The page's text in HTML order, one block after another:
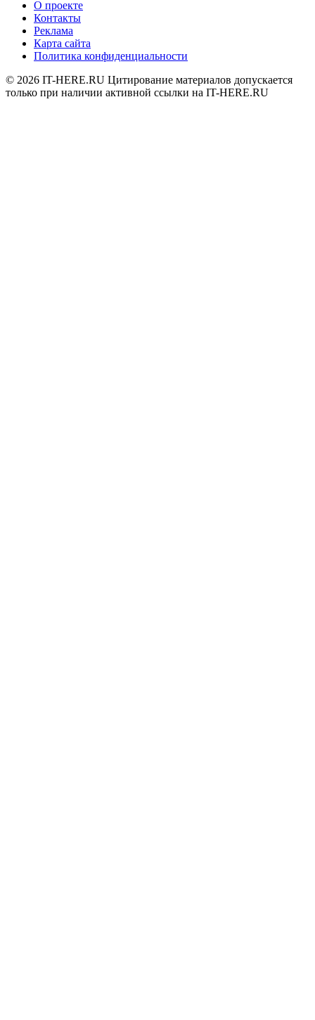
О проекте
Контакты
Реклама
Карта сайта
Политика конфиденциальности
© 2026 IT-HERE.RU Цитирование материалов допускается
только при наличии активной ссылки на IT-HERE.RU